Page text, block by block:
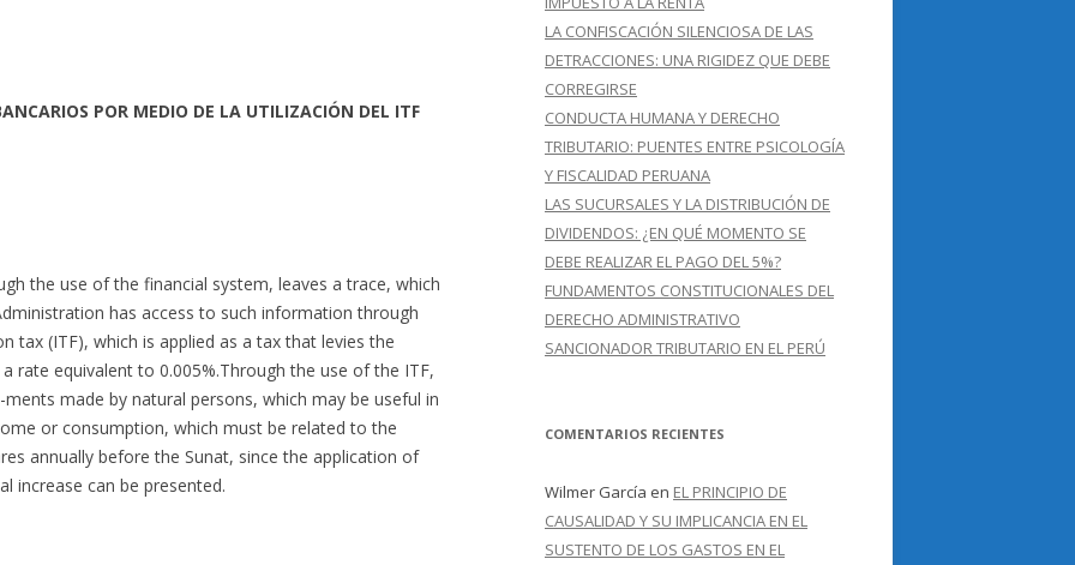
POR MEDIO DE LA UTILIZACIÓN DEL ITF
the use of the financial system, leaves a trace, which
has access to such information through
tax (ITF), which is applied as a tax that levies the
rate equivalent to 0.005%.Through the use of the ITF,
made by natural persons, which may be useful in
or consumption, which must be related to the
annually before the Sunat, since the application of
increase can be presented.
LA CONFISCACIÓN SILENCIOSA DE LAS
DETRACCIONES: UNA RIGIDEZ QUE DEBE
CORREGIRSE
CONDUCTA HUMANA Y DERECHO
TRIBUTARIO: PUENTES ENTRE PSICOLOGÍA
Y FISCALIDAD PERUANA
LAS SUCURSALES Y LA DISTRIBUCIÓN DE
DIVIDENDOS: ¿EN QUÉ MOMENTO SE
DEBE REALIZAR EL PAGO DEL 5%?
FUNDAMENTOS CONSTITUCIONALES DEL
DERECHO ADMINISTRATIVO
SANCIONADOR TRIBUTARIO EN EL PERÚ
COMENTARIOS RECIENTES
Wilmer García en EL PRINCIPIO DE
CAUSALIDAD Y SU IMPLICANCIA EN EL
SUSTENTO DE LOS GASTOS EN EL